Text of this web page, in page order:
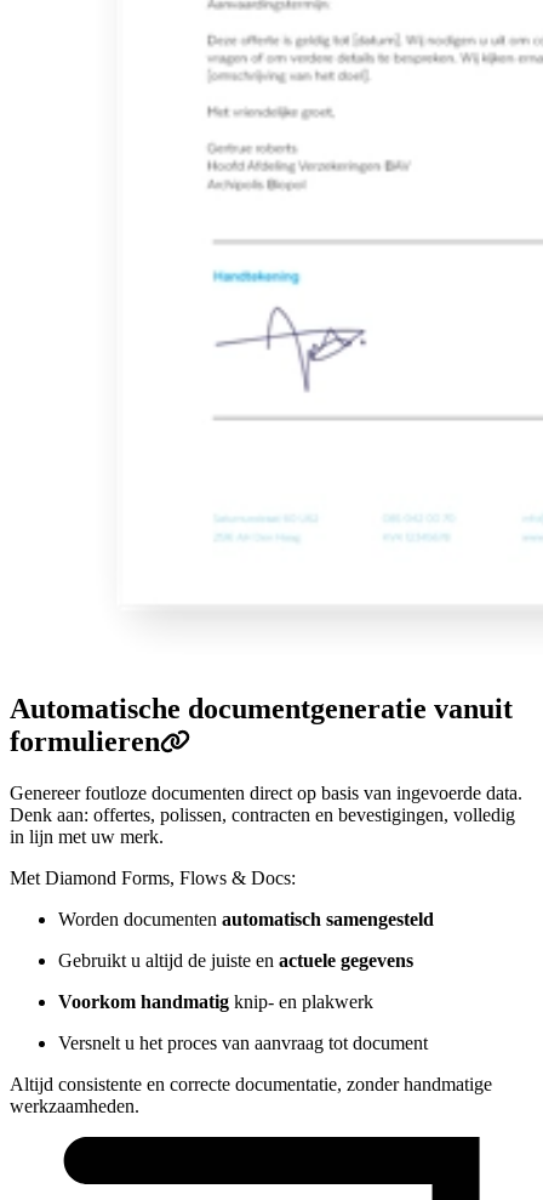
Automatische documentgeneratie vanuit
formulieren
Genereer foutloze documenten direct op basis van ingevoerde data.
Denk aan: offertes, polissen, contracten en bevestigingen, volledig
in lijn met uw merk.
Met Diamond Forms, Flows & Docs:
Worden documenten automatisch samengesteld
Gebruikt u altijd de juiste en actuele gegevens
Voorkom handmatig knip- en plakwerk
Versnelt u het proces van aanvraag tot document
Altijd consistente en correcte documentatie, zonder handmatige
werkzaamheden.